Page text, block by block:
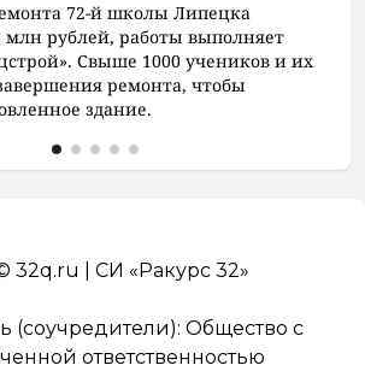
72-й школы Липецка
млн рублей, работы выполняет
Свыше 1000 учеников и их
ремонта, чтобы
здание.
32q.ru | СИ «Ракурс 32»
(соучредители): Общество с
ответственностью